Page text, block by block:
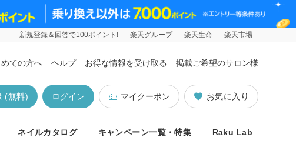
新規登録＆回答で100ポイント! 楽天グループ 楽天生命 楽天市場
ての方へ ヘルプ お得な情報を受け取る 掲載ご希望のサロン様
お気に入り
マイクーポン
ログイン
(無料)
ネイルカタログ キャンペーン一覧・特集 Raku Lab